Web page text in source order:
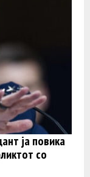
ја повика
со